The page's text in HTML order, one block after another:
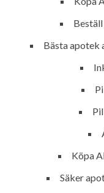
Bästa apotek
Köpa
Säker
MENU
Services